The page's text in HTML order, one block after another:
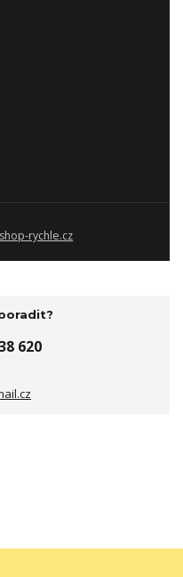
rychle.cz
620